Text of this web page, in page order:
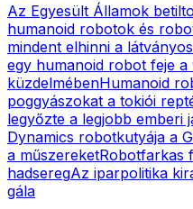
Az Egyesült Államok
humanoid robotok és
mindent elhinni a
egy humanoid robot feje
küzdelmébenHumanoid
poggyászokat a tokiói
legyőzte a legjobb emberi
Dynamics robotkutyája a
a műszereketRobotfarkas
hadseregAz iparpolitika
gála